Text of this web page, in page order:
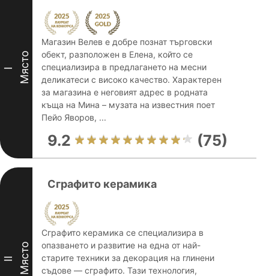
I Място
Магазин Велев е добре познат търговски
обект, разположен в Елена, който се
специализира в предлагането на месни
деликатеси с високо качество. Характерен
за магазина е неговият адрес в родната
къща на Мина – музата на известния поет
Пейо Яворов, ...
9.2 (75)
II Място
Сграфито керамика
Сграфито керамика се специализира в
опазването и развитие на една от най-
старите техники за декорация на глинени
съдове — сграфито. Тази технология,